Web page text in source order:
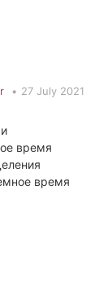
• 27 July 2021
время
время